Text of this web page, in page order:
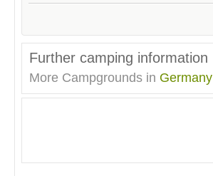
Further camping information
More Campgrounds in Germany